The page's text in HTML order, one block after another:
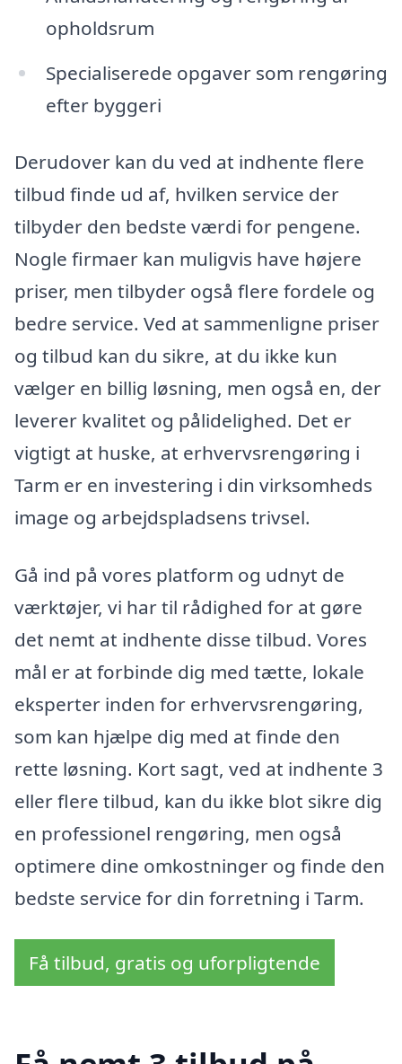
opholdsrum
Specialiserede opgaver som rengøring
efter byggeri
Derudover kan du ved at indhente flere
tilbud finde ud af, hvilken service der
tilbyder den bedste værdi for pengene.
Nogle firmaer kan muligvis have højere
priser, men tilbyder også flere fordele og
bedre service. Ved at sammenligne priser
og tilbud kan du sikre, at du ikke kun
vælger en billig løsning, men også en, der
leverer kvalitet og pålidelighed. Det er
vigtigt at huske, at erhvervsrengøring i
Tarm er en investering i din virksomheds
image og arbejdspladsens trivsel.
Gå ind på vores platform og udnyt de
værktøjer, vi har til rådighed for at gøre
det nemt at indhente disse tilbud. Vores
mål er at forbinde dig med tætte, lokale
eksperter inden for erhvervsrengøring,
som kan hjælpe dig med at finde den
rette løsning. Kort sagt, ved at indhente 3
eller flere tilbud, kan du ikke blot sikre dig
en professionel rengøring, men også
optimere dine omkostninger og finde den
bedste service for din forretning i Tarm.
Få tilbud, gratis og uforpligtende